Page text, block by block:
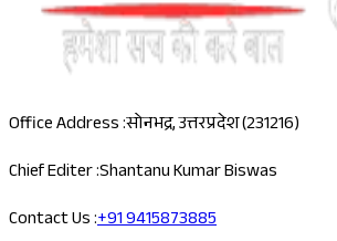
Office Address :सोनभद्र, उत्तरप्रदेश (231216)
Chief Editer :Shantanu Kumar Biswas
Contact Us :+91 9415873885